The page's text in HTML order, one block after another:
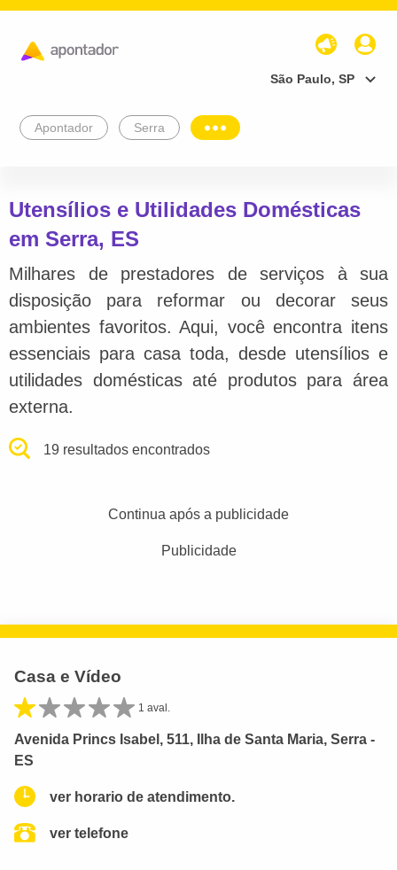
São Paulo, SP
Apontador Serra
Utensílios e Utilidades Domésticas
em Serra, ES
Milhares de prestadores de serviços à sua
disposição para reformar ou decorar seus
ambientes favoritos. Aqui, você encontra itens
essenciais para casa toda, desde utensílios e
utilidades domésticas até produtos para área
externa.
19 resultados encontrados
Continua após a publicidade
Publicidade
Casa e Vídeo
1 aval.
Avenida Princs Isabel, 511, Ilha de Santa Maria, Serra -
ES
ver horario de atendimento.
ver telefone